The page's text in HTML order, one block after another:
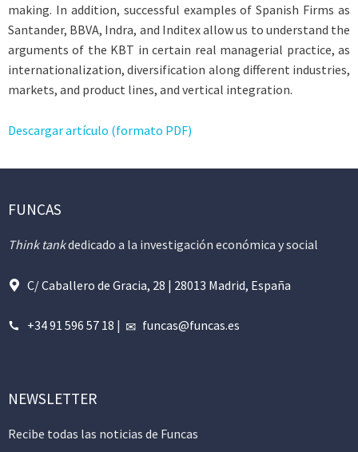
making. In addition, successful examples of Spanish Firms as
Santander, BBVA, Indra, and Inditex allow us to understand the
arguments of the KBT in certain real managerial practice, as
internationalization, diversification along different industries,
markets, and product lines, and vertical integration.
Descargar artículo (formato PDF)
FUNCAS
Think tankdedicado a la investigación económica y social
C/ Caballero de Gracia, 28 | 28013 Madrid, España
+34 91 596 57 18 | funcas@funcas.es
NEWSLETTER
Recibe todas las noticias de Funcas